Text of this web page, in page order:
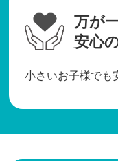
万が
安心
小さいお子様でも